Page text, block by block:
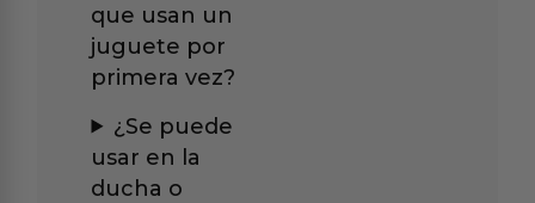
que usan un
juguete por
primera vez?
¿Se puede
usar en la
ducha o